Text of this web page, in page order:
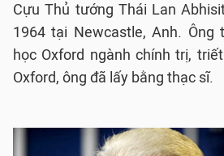
Cựu Thủ tướng Thái Lan
1964 tại Newcastle, Anh.
học Oxford ngành chính trị,
Oxford, ông đã lấy bằng thạc sĩ.